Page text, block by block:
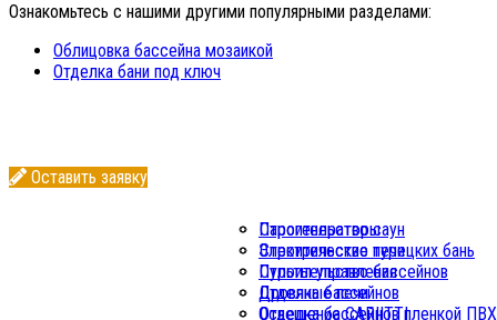
Парогенераторы
Электрические печи
Пульты управления
Дровяные печи
Освещение CARIITTI
Строительство саун
Строительство турецких бань
Строительство бассейнов
Отделка бассейнов
Отделка бассейнов пленкой ПВХ
Ознакомьтесь с нашими другими популярными разделами:
Облицовка бассейна мозаикой
Отделка бани под ключ
Оставить заявку